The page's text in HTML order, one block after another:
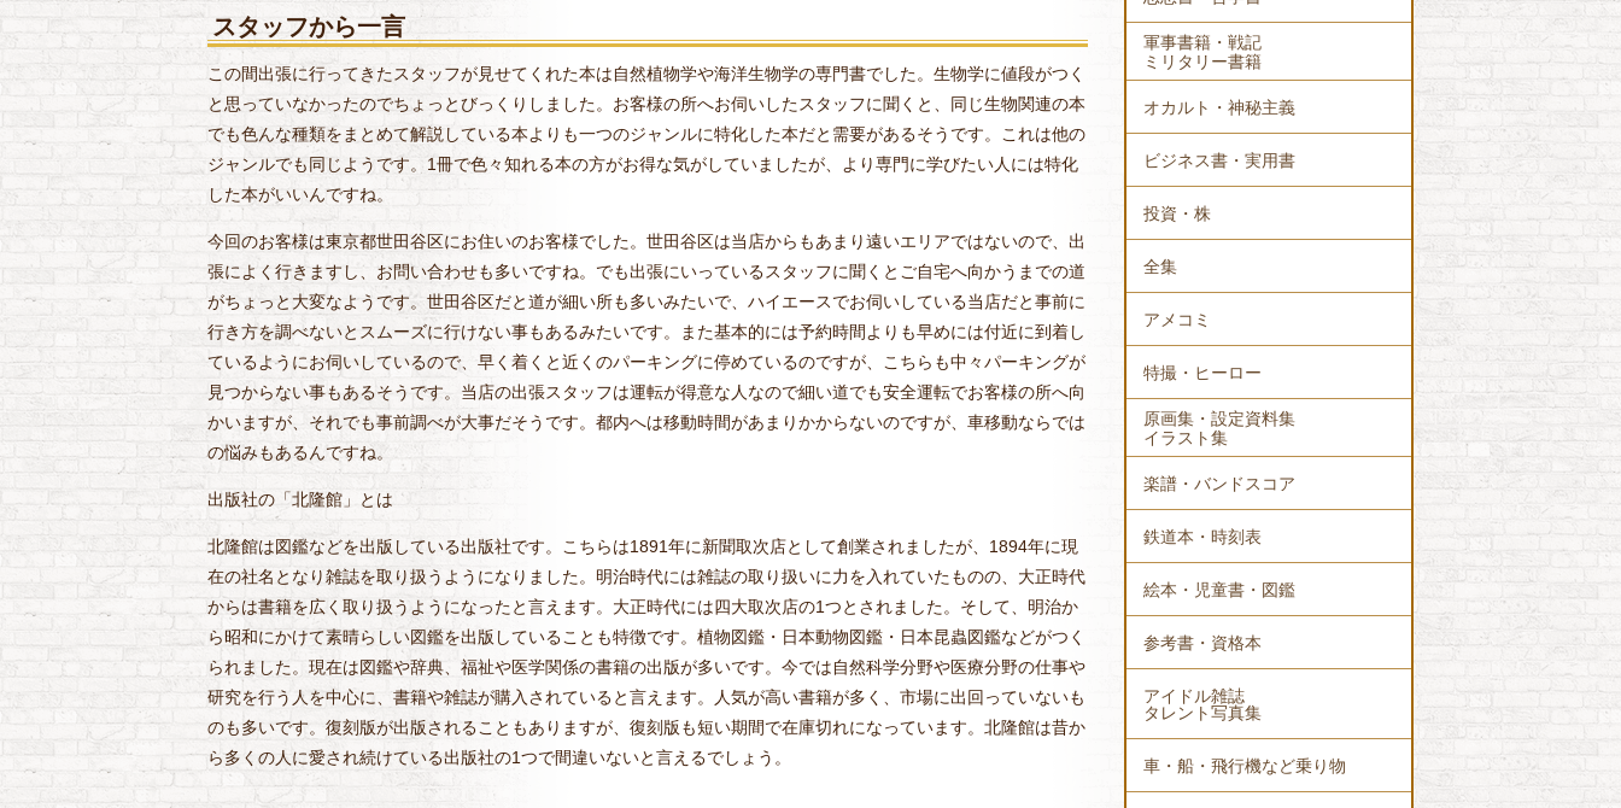
スタッフから一言
この間出張に行ってきたスタッフが見せてくれた本は自然植物学や海洋生物学の専門書でした。生物学に値段がつく
と思っていなかったのでちょっとびっくりしました。お客様の所へお伺いしたスタッフに聞くと、同じ生物関連の本
でも色んな種類をまとめて解説している本よりも一つのジャンルに特化した本だと需要があるそうです。これは他の
ジャンルでも同じようです。1冊で色々知れる本の方がお得な気がしていましたが、より専門に学びたい人には特化
した本がいいんですね。
今回のお客様は東京都世田谷区にお住いのお客様でした。世田谷区は当店からもあまり遠いエリアではないので、出
張によく行きますし、お問い合わせも多いですね。でも出張にいっているスタッフに聞くとご自宅へ向かうまでの道
がちょっと大変なようです。世田谷区だと道が細い所も多いみたいで、ハイエースでお伺いしている当店だと事前に
行き方を調べないとスムーズに行けない事もあるみたいです。また基本的には予約時間よりも早めには付近に到着し
ているようにお伺いしているので、早く着くと近くのパーキングに停めているのですが、こちらも中々パーキングが
見つからない事もあるそうです。当店の出張スタッフは運転が得意な人なので細い道でも安全運転でお客様の所へ向
かいますが、それでも事前調べが大事だそうです。都内へは移動時間があまりかからないのですが、車移動ならでは
の悩みもあるんですね。
出版社の「北隆館」とは
北隆館は図鑑などを出版している出版社です。こちらは1891年に新聞取次店として創業されましたが、1894年に現
在の社名となり雑誌を取り扱うようになりました。明治時代には雑誌の取り扱いに力を入れていたものの、大正時代
からは書籍を広く取り扱うようになったと言えます。大正時代には四大取次店の1つとされました。そして、明治か
ら昭和にかけて素晴らしい図鑑を出版していることも特徴です。植物図鑑・日本動物図鑑・日本昆蟲図鑑などがつく
られました。現在は図鑑や辞典、福祉や医学関係の書籍の出版が多いです。今では自然科学分野や医療分野の仕事や
研究を行う人を中心に、書籍や雑誌が購入されていると言えます。人気が高い書籍が多く、市場に出回っていないも
のも多いです。復刻版が出版されることもありますが、復刻版も短い期間で在庫切れになっています。北隆館は昔か
ら多くの人に愛され続けている出版社の1つで間違いないと言えるでしょう。
軍事書籍・戦記
ミリタリー書籍
オカルト・神秘主義
ビジネス書・実用書
投資・株
全集
アメコミ
特撮・ヒーロー
原画集・設定資料集
イラスト集
楽譜・バンドスコア
鉄道本・時刻表
絵本・児童書・図鑑
参考書・資格本
アイドル雑誌
タレント写真集
車・船・飛行機など乗り物